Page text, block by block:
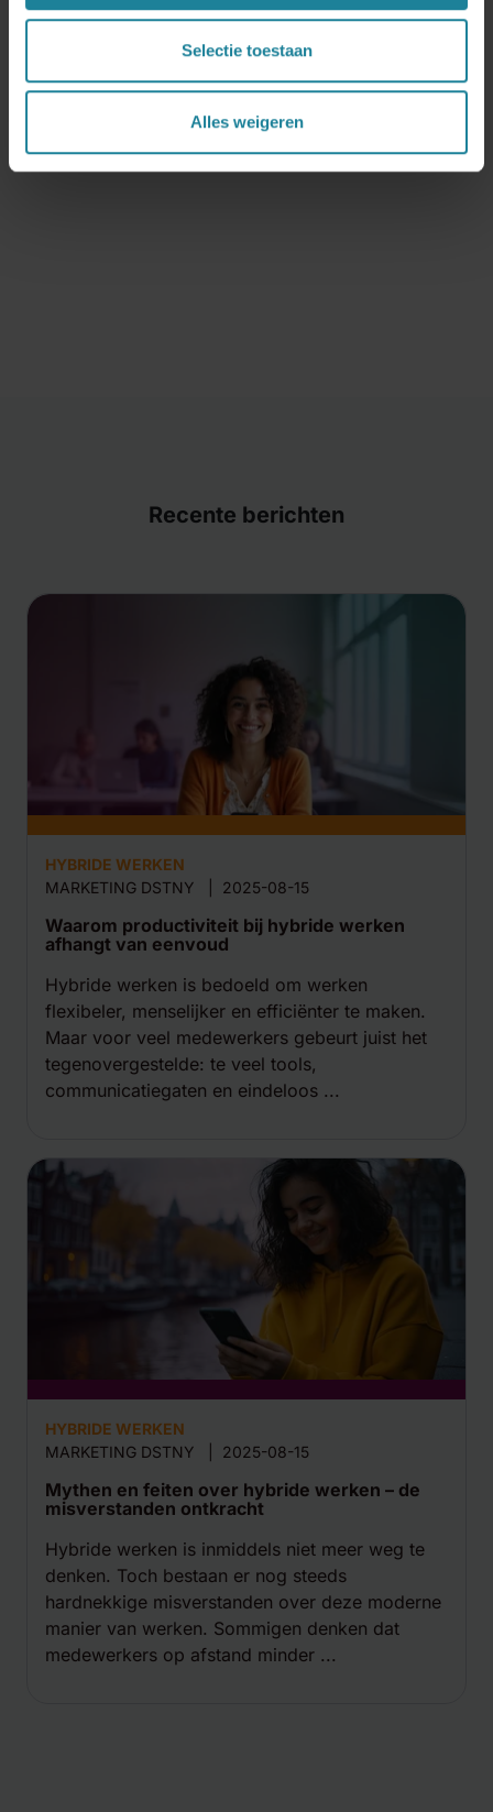
Selectie toestaan
Alles weigeren
Kom in contact
Recente berichten
HYBRIDE WERKEN
MARKETING DSTNY
2025-08-15
Waarom productiviteit bij hybride werken
afhangt van eenvoud
Hybride werken is bedoeld om werken
flexibeler, menselijker en efficiënter te maken.
Maar voor veel medewerkers gebeurt juist het
tegenovergestelde: te veel tools,
communicatiegaten en eindeloos ...
HYBRIDE WERKEN
MARKETING DSTNY
2025-08-15
Mythen en feiten over hybride werken – de
misverstanden ontkracht
Hybride werken is inmiddels niet meer weg te
denken. Toch bestaan er nog steeds
hardnekkige misverstanden over deze moderne
manier van werken. Sommigen denken dat
medewerkers op afstand minder ...